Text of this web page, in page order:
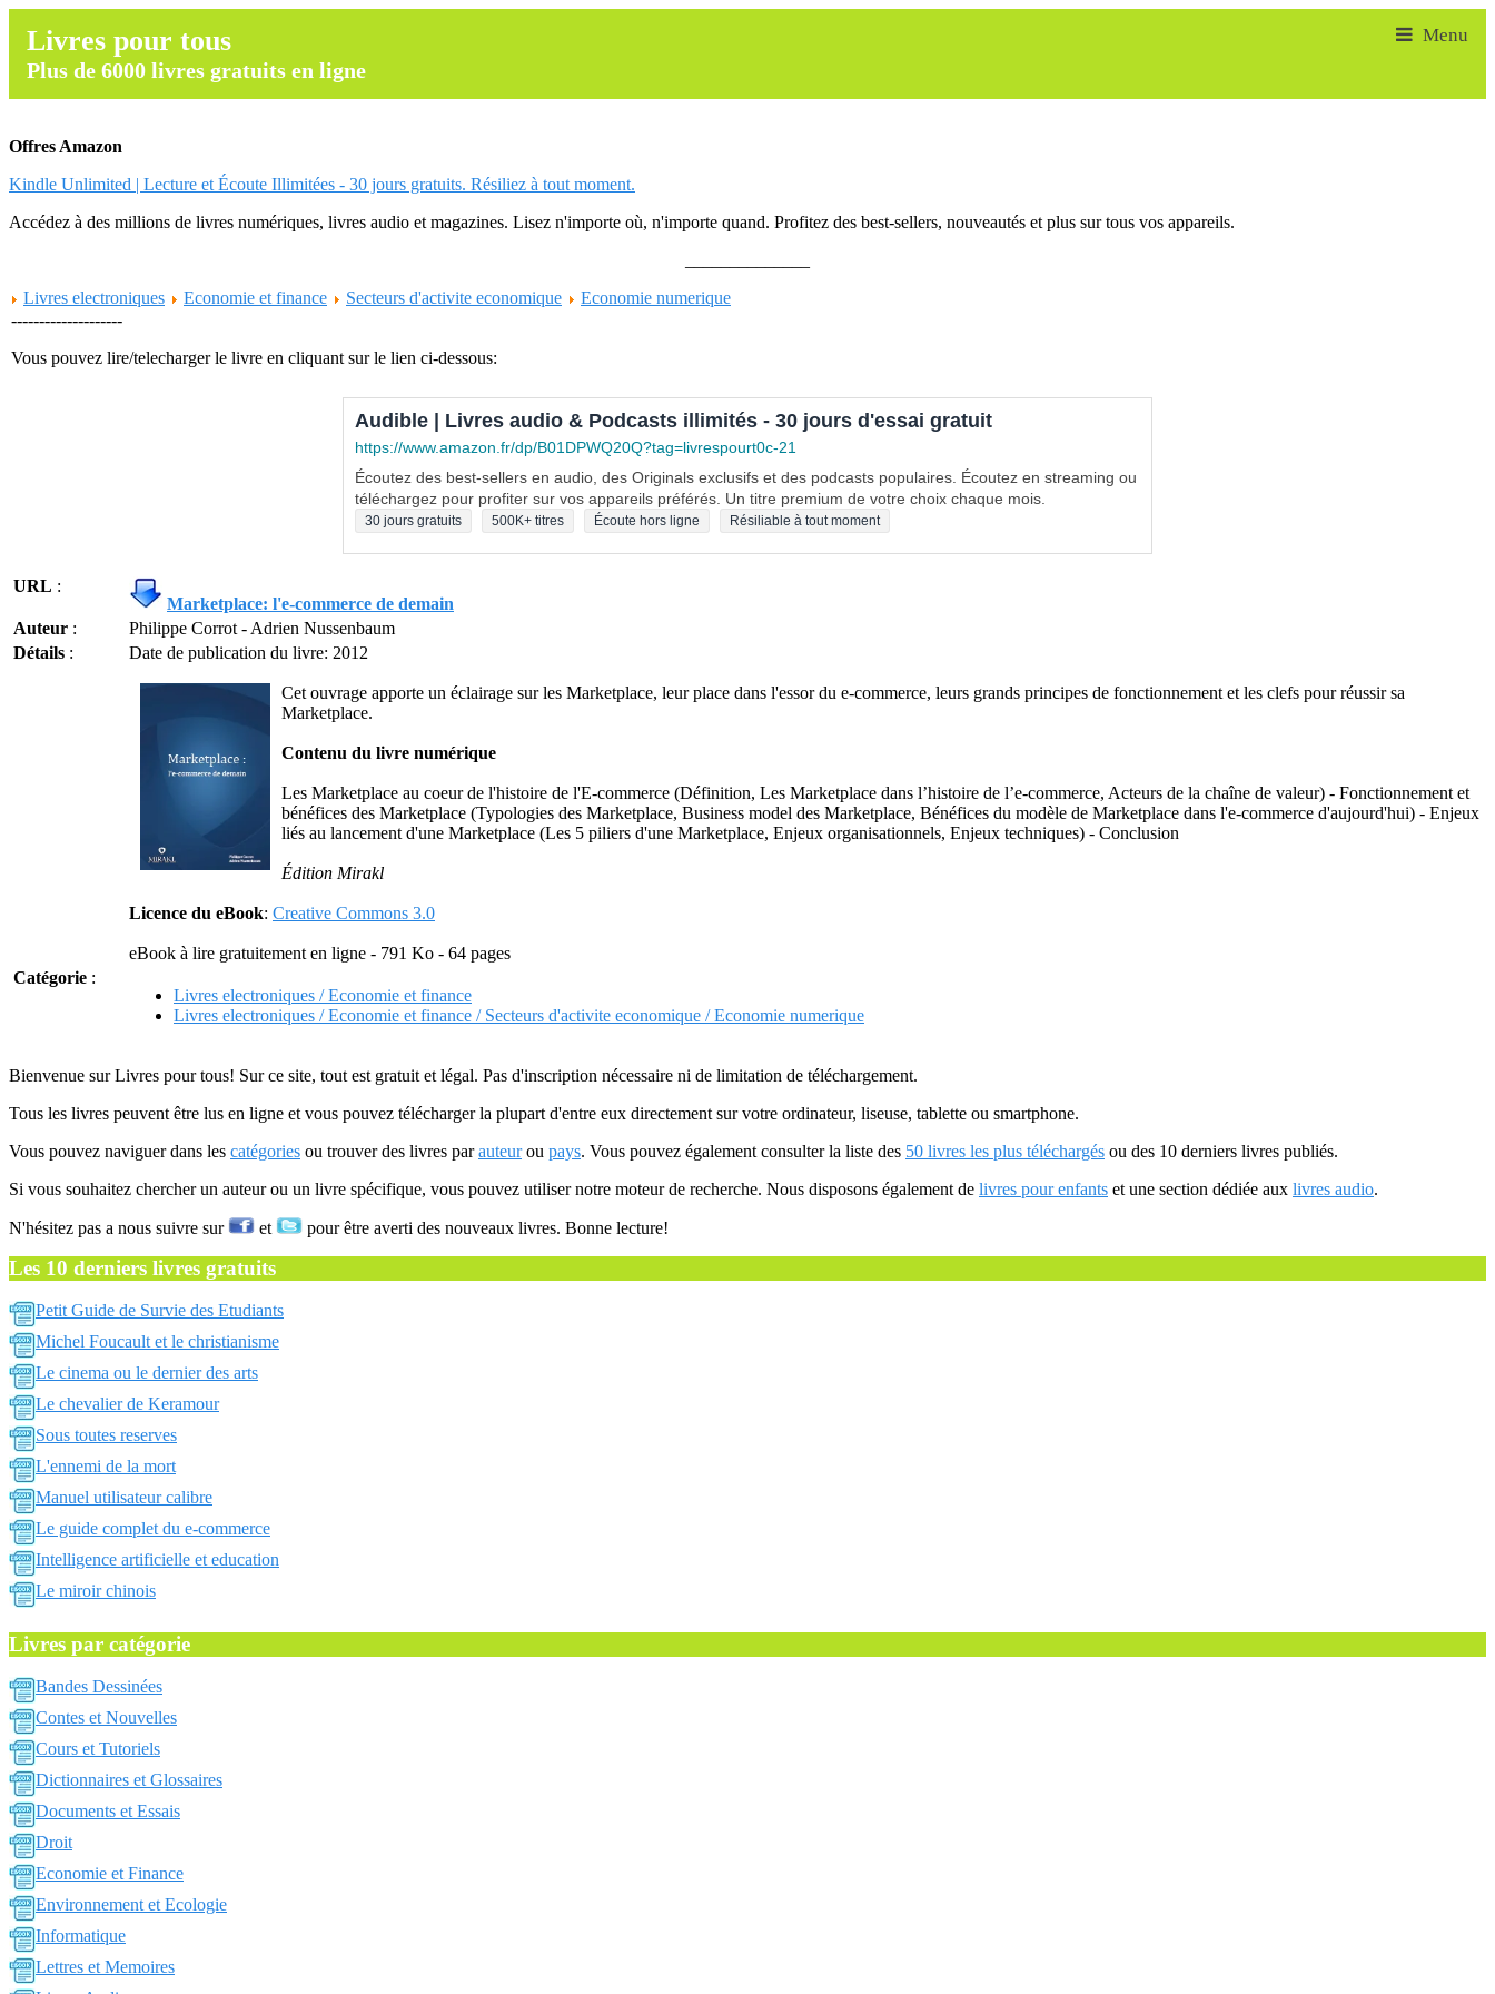
Livres pour tous
Plus de 6000 livres gratuits en ligne
Offres Amazon
Kindle Unlimited | Lecture et Écoute Illimitées - 30 jours gratuits. Résiliez à tout moment.
Accédez à des millions de livres numériques, livres audio et magazines. Lisez n'importe où, n'importe quand. Profitez des best-sellers, nouveautés et plus sur tous vos appareils.
Livres electroniques
Economie et finance Secteurs d'activite economique
Economie numerique
--------------------
Vous pouvez lire/telecharger le livre en cliquant sur le lien ci-dessous:
Audible | Livres audio & Podcasts illimités - 30 jours d'essai gratuit
https://www.amazon.fr/dp/B01DPWQ20Q?tag=livrespourt0c-21
Écoutez des best-sellers en audio, des Originals exclusifs et des podcasts populaires. Écoutez en streaming ou
téléchargez pour profiter sur vos appareils préférés. Un titre premium de votre choix chaque mois.
30 jours gratuits 500K+ titres Écoute hors ligne Résiliable à tout moment
URL :
Marketplace: l'e-commerce de demain
Auteur :
Philippe Corrot - Adrien Nussenbaum
Détails : Date de publication du livre: 2012
Cet ouvrage apporte un éclairage sur les Marketplace, leur place dans l'essor du e-commerce, leurs grands principes de fonctionnement et les clefs pour réussir sa
Marketplace.
Contenu du livre numérique
Les Marketplace au coeur de l'histoire de l'E-commerce (Définition, Les Marketplace dans l’histoire de l’e-commerce, Acteurs de la chaîne de valeur) - Fonctionnement et
bénéfices des Marketplace (Typologies des Marketplace, Business model des Marketplace, Bénéfices du modèle de Marketplace dans l'e-commerce d'aujourd'hui) - Enjeux
liés au lancement d'une Marketplace (Les 5 piliers d'une Marketplace, Enjeux organisationnels, Enjeux techniques) - Conclusion
Édition Mirakl
Licence du eBook: Creative Commons 3.0
eBook à lire gratuitement en ligne - 791 Ko - 64 pages
Catégorie :
Livres electroniques / Economie et finance
Livres electroniques / Economie et finance / Secteurs d'activite economique / Economie numerique
Bienvenue sur Livres pour tous! Sur ce site, tout est gratuit et légal. Pas d'inscription nécessaire ni de limitation de téléchargement.
Tous les livres peuvent être lus en ligne et vous pouvez télécharger la plupart d'entre eux directement sur votre ordinateur, liseuse, tablette ou smartphone.
Vous pouvez naviguer dans les catégories ou trouver des livres parauteurou pays. Vous pouvez également consulter la liste des 50 livres les plus téléchargés ou des 10 derniers livres publiés.
Si vous souhaitez chercher un auteur ou un livre spécifique, vous pouvez utiliser notre moteur de recherche. Nous disposons également de livres pour enfants et une section dédiée aux livres audio.
N'hésitez pas a nous suivre sur et pour être averti des nouveaux livres. Bonne lecture!
Les 10 derniers livres gratuits
Petit Guide de Survie des Etudiants
Michel Foucault et le christianisme
Le cinema ou le dernier des arts
Le chevalier de Keramour
Sous toutes reserves
L'ennemi de la mort
Manuel utilisateur calibre
Le guide complet du e-commerce
Intelligence artificielle et education
Le miroir chinois
Livres par catégorie
Bandes Dessinées
Contes et Nouvelles
Cours et Tutoriels
Dictionnaires et Glossaires
Documents et Essais
Droit
Economie et Finance
Environnement et Ecologie
Informatique
Lettres et Memoires